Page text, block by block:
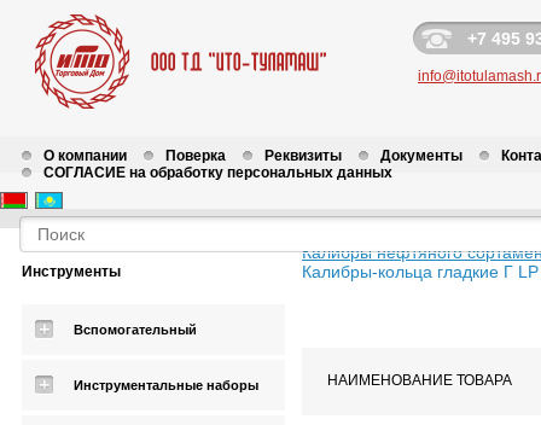
+7 495
О компании Поверка Реквизиты Документы
СОГЛАСИЕ на обработку персональных данных
Инструменты
Вспомогательный
Инструментальные наборы
Калибры нефтяного
Калибры-кольца гладкие Г LP
НАИМЕНОВАНИЕ ТОВАРА